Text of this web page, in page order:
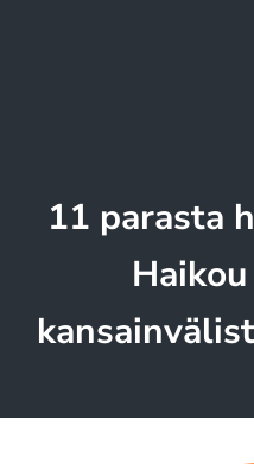
11 parasta